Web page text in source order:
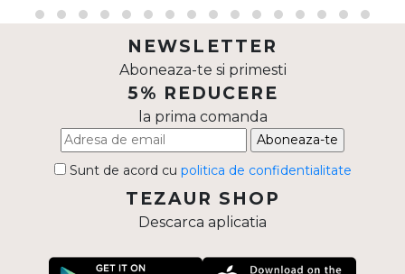
NEWSLETTER
Aboneaza-te si primesti
5% REDUCERE
la prima comanda
Aboneaza-te
Sunt de acord cu politica de confidentialitate
TEZAUR SHOP
Descarca aplicatia